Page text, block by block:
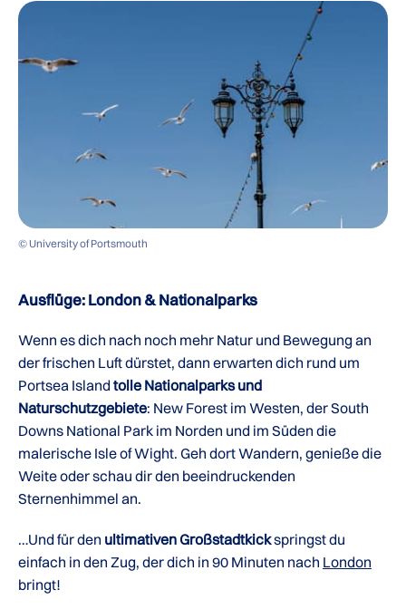
© University of Portsmouth
Ausflüge: London & Nationalparks
Wenn es dich nach noch mehr Natur und Bewegung an
der frischen Luft dürstet, dann erwarten dich rund um
Portsea Island tolle Nationalparks und
Naturschutzgebiete: New Forest im Westen, der South
Downs National Park im Norden und im Süden die
malerische Isle of Wight. Geh dort Wandern, genieße die
Weite oder schau dir den beeindruckenden
Sternenhimmel an.
…Und für den ultimativen Großstadtkickspringst du
einfach in den Zug, der dich in 90 Minuten nach London
bringt!